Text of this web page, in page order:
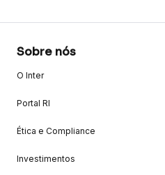
Sobre nós
O Inter
Portal RI
Ética e Compliance
Investimentos